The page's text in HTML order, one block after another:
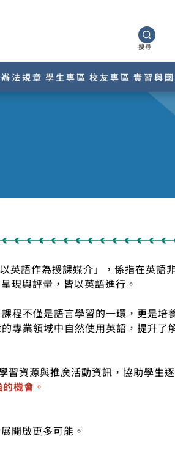
搜尋
辦法規章 學生專區 校友專區 實習與
語作為授課媒介」，係指在英語
現與評量，皆以英語進行。
程不僅是語言學習的一環，更是培
專業領域中自然使用英語，提升了
資源與推廣活動資訊，協助學生
機會 。
開啟更多可能。